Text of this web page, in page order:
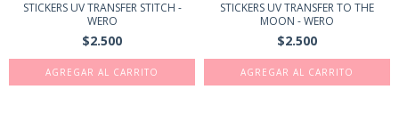
STICKERS UV TRANSFER STITCH -
WERO
$2.500
STICKERS UV TRANSFER TO THE
MOON - WERO
$2.500